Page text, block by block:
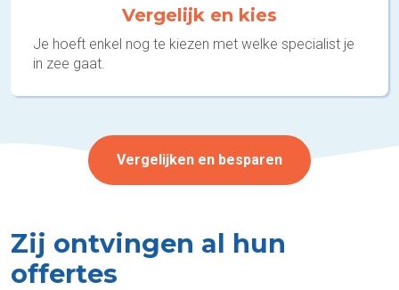
Vergelijk en kies
Je hoeft enkel nog te kiezen met welke specialist je
in zee gaat.
Vergelijken en besparen
Zij ontvingen al hun
offertes